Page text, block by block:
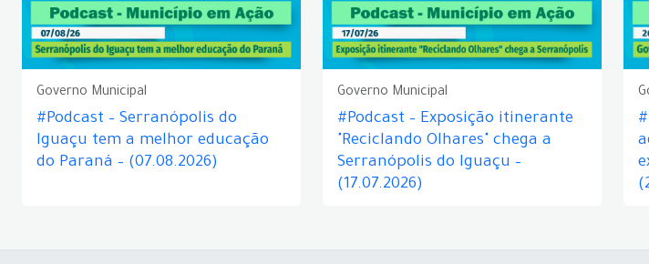
Governo Municipal
#Podcast – Serranópolis do
Iguaçu tem a melhor educação
do Paraná – (07.08.2026)
Governo Municipal
#Podcast – Exposição itinerante
"Reciclando Olhares" chega a
Serranópolis do Iguaçu –
(17.07.2026)